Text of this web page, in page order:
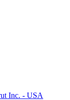
Inc. - USA